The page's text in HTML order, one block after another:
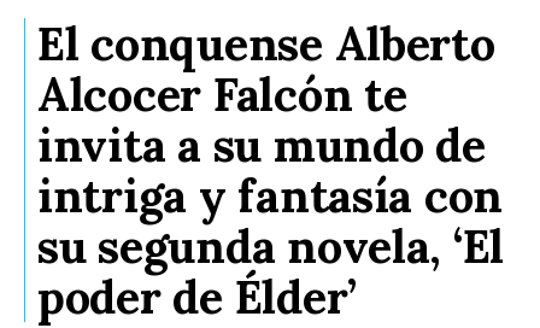
El conquense Alberto
Alcocer Falcón te
invita a su mundo de
intriga y fantasía con
su segunda novela, ‘El
poder de Élder’